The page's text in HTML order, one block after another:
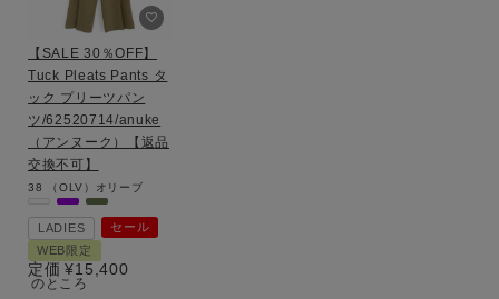
【SALE 30％OFF】
Tuck Pleats Pants タ
ック プリーツパン
ツ/62520714/anuke
（アンヌーク）【返品
交換不可】
38 （OLV）オリーブ
LADIES
セール
WEB限定
定価 ¥15,400
のところ